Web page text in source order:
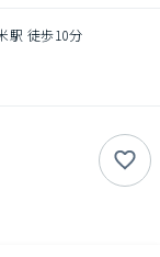
駅 徒歩10分